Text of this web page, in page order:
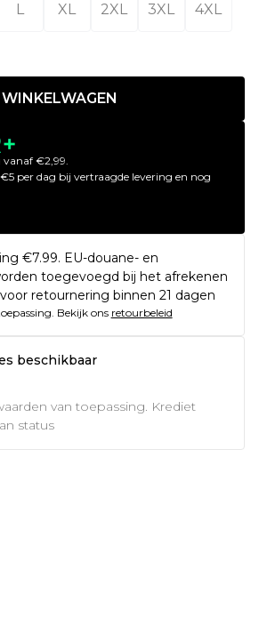
L XL 2XL 3XL 4XL
vanaf €2,99.
per dag bij vertraagde levering en nog
€7.99. EU-douane- en
toegevoegd bij het afrekenen
retournering binnen 21 dagen
Bekijk ons retourbeleid
beschikbaar
van toepassing. Krediet
status